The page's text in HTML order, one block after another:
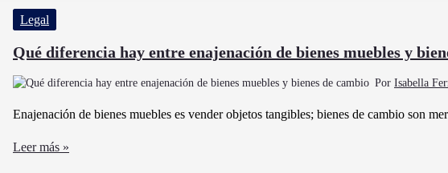
Cae
El
Bitcoin
Se
Aprecia
Peso
Legal
Qué diferencia hay entre enajenación de bienes muebles y
Por Isabella
Enajenación de bienes muebles es vender objetos tangibles; bienes de cambio son
Qué
Leer más »